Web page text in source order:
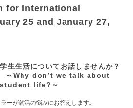
for International
25 and January 27,
生生活についてお話しませんか？
we talk about
life?～
ーが就活の悩みにお答えします。